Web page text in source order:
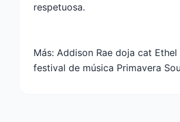
respetuosa.
Más: Addison Rae doja cat Ethel
festival de música Primavera